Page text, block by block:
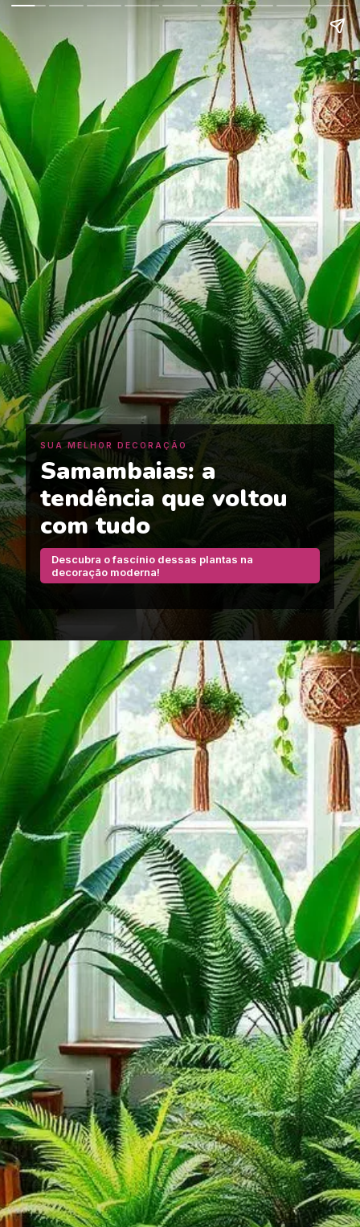
SUA MELHOR DECORAÇÃO
Samambaias: a
tendência que voltou
com tudo
Descubra o fascínio dessas plantas na
decoração moderna!